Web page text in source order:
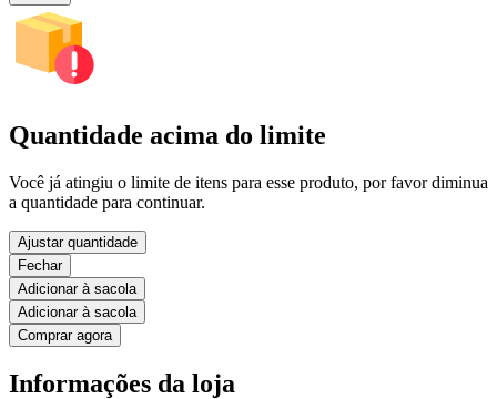
Quantidade acima do limite
Você já atingiu o limite de itens para esse produto, por favor diminua
a quantidade para continuar.
Ajustar quantidade
Fechar
Adicionar à sacola
Adicionar à sacola
Comprar agora
Informações da loja